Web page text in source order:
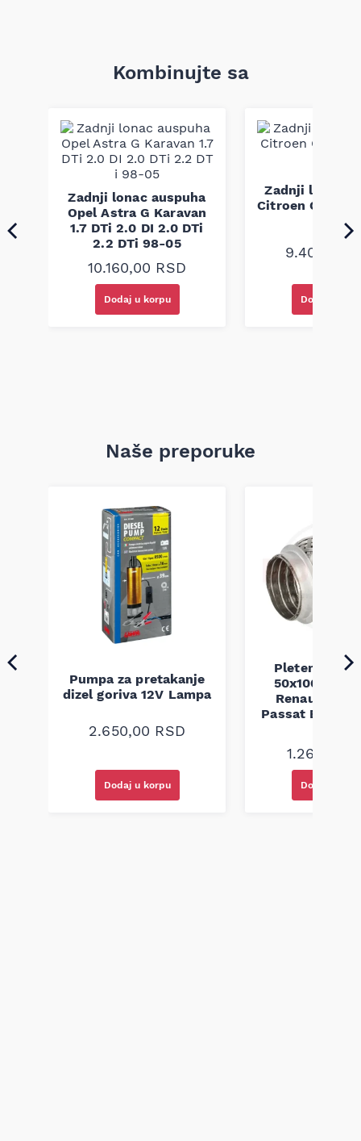
Tip: fleksibilno, bez usisnih cijevi
Zemlja uvoza: Poland
Proizvod je izrađen po fabričkim standardima i dizajniran je
da obezbedi trajnost i pouzdanu funkciju u sklopu izduvnog
sistema; pre kupovine obavezno uporedite dimenzije, oblik i
montažne tačke sa originalnom pletenicom na vozilu kako
biste izbegli grešku pri zameni.
Kombinujte sa
Zadnji lonac auspuha
Opel Astra G Karavan
1.7 DTi 2.0 DI 2.0 DTi
2.2 DTi 98-05
10.160,00 RSD
Dodaj u korpu
Zadnji lonac
Citroen C5 I
9.400,00
Dodaj u
Naše preporuke
Pumpa za pretakanje
dizel goriva 12V Lampa
2.650,00 RSD
Dodaj u korpu
Pletenica
50x100 Audi
Renault
Passat B5
1.260,00
Dodaj u